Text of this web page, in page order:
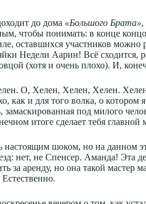
до дома «Большого Брата»,
чтобы понимать: в конце
оставшихся участников можно
Недели Аарин! Всё
овцой (хотя и очень плохо). И,
О, Хелен, Хелен, Хелен. Хелен
как и для того волка, о
замаскированная под милого
итоге сделает тебя
настоящим шоком, но на данном
нет, не Спенсер. Аманда! Эта
за аренду, но она такой